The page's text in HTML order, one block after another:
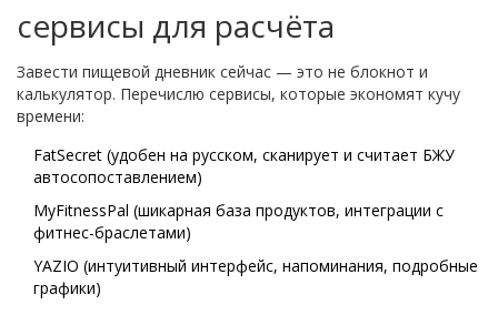
сервисы для расчёта
Завести пищевой дневник сейчас — это не блокнот и
калькулятор. Перечислю сервисы, которые экономят кучу
времени:
FatSecret (удобен на русском, сканирует и считает БЖУ
автосопоставлением)
MyFitnessPal (шикарная база продуктов, интеграции с
фитнес-браслетами)
YAZIO (интуитивный интерфейс, напоминания, подробные
графики)